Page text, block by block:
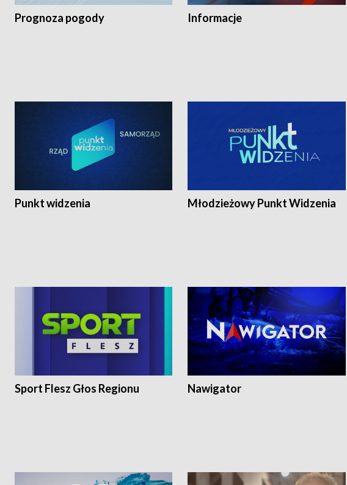
Prognoza pogody Informacje
Punkt widzenia Młodzieżowy Punkt Widzenia
Sport Flesz Głos Regionu Nawigator